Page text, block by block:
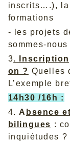
inscrits….), la
formations
- les projets
sommes-nous
3.
on ? Quelles
L’exemple
14h30 /16h :
4. A bsence
bilingues :
inquiétudes ?